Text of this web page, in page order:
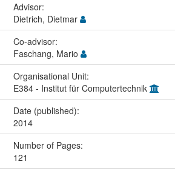
Advisor:
Dietrich, Dietmar
Co-advisor:
Faschang, Mario
Organisational Unit:
E384 - Institut für Computertechnik
Date (published):
2014
Number of Pages:
121